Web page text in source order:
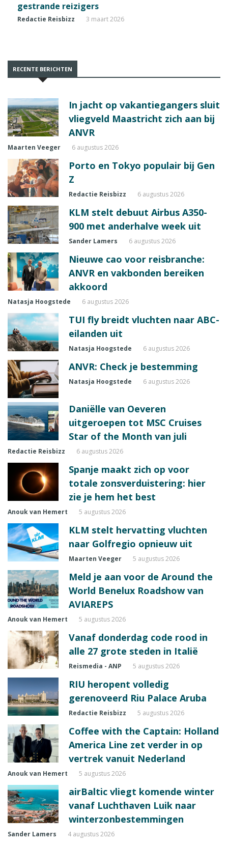
gestrande reizigers
Redactie Reisbizz 3 maart 2026
RECENTE BERICHTEN
In jacht op vakantiegangers sluit
vliegveld Maastricht zich aan bij
ANVR
Maarten Veeger 6 augustus 2026
Porto en Tokyo populair bij Gen
Z
Redactie Reisbizz 6 augustus 2026
KLM stelt debuut Airbus A350-
900 met anderhalve week uit
Sander Lamers 6 augustus 2026
Nieuwe cao voor reisbranche:
ANVR en vakbonden bereiken
akkoord
Natasja Hoogstede 6 augustus 2026
TUI fly breidt vluchten naar ABC-
eilanden uit
Natasja Hoogstede 6 augustus 2026
ANVR: Check je bestemming
Natasja Hoogstede 6 augustus 2026
Daniëlle van Oeveren
uitgeroepen tot MSC Cruises
Star of the Month van juli
Redactie Reisbizz 6 augustus 2026
Spanje maakt zich op voor
totale zonsverduistering: hier
zie je hem het best
Anouk van Hemert 5 augustus 2026
KLM stelt hervatting vluchten
naar Golfregio opnieuw uit
Maarten Veeger 5 augustus 2026
Meld je aan voor de Around the
World Benelux Roadshow van
AVIAREPS
Anouk van Hemert 5 augustus 2026
Vanaf donderdag code rood in
alle 27 grote steden in Italië
Reismedia - ANP 5 augustus 2026
RIU heropent volledig
gerenoveerd Riu Palace Aruba
Redactie Reisbizz 5 augustus 2026
Coffee with the Captain: Holland
America Line zet verder in op
vertrek vanuit Nederland
Anouk van Hemert 5 augustus 2026
airBaltic vliegt komende winter
vanaf Luchthaven Luik naar
winterzonbestemmingen
Sander Lamers 4 augustus 2026